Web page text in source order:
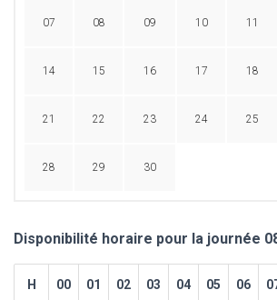
07 08 09 10 11
14 15 16 17 18
21 22 23 24 25
28 29 30
Disponibilité horaire pour la journée
H 00 01 02 03 04 05 06